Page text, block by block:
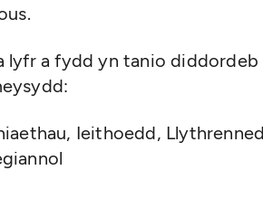
lyfr a fydd yn tanio
Ieithoedd,